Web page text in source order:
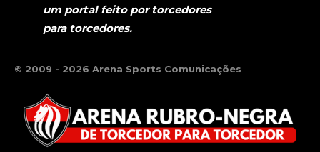
um portal feito por torcedores
para torcedores.
© 2009 - 2026 Arena Sports Comunicações